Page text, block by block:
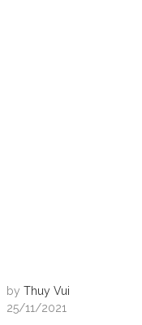
by Thuy Vui
25/11/2021